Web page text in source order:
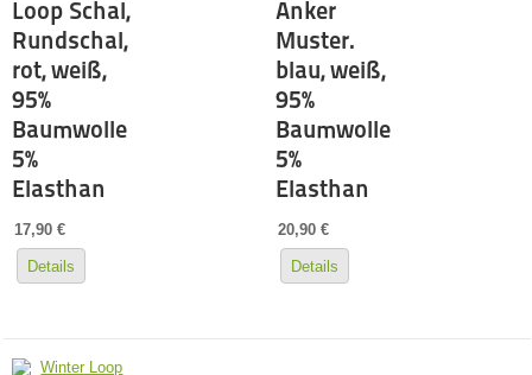
Loop Schal,
Rundschal,
rot, weiß,
95%
Baumwolle
5%
Elasthan
17,90 €
Details
Anker
Muster.
blau, weiß,
95%
Baumwolle
5%
Elasthan
20,90 €
Details